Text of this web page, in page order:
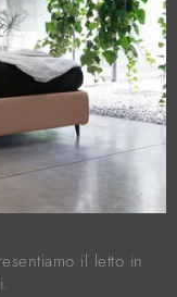
il letto in